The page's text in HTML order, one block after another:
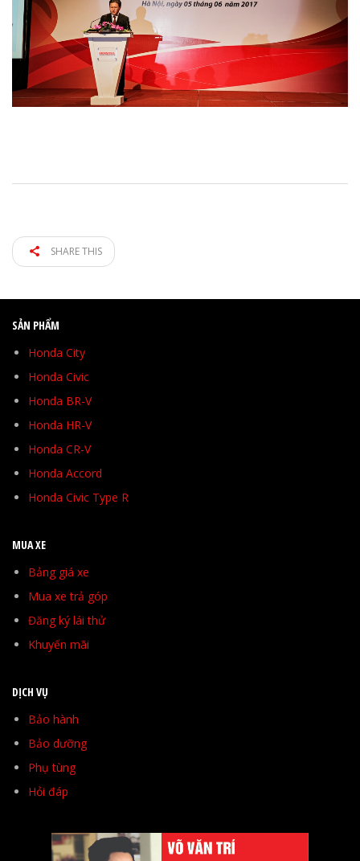
SHARE THIS
SẢN PHẨM
Honda City
Honda Civic
Honda BR-V
Honda HR-V
Honda CR-V
Honda Accord
Honda Civic Type R
MUA XE
Bảng giá xe
Mua xe trả góp
Đăng ký lái thử
Khuyến mãi
DỊCH VỤ
Bảo hành
Bảo dưỡng
Phụ tùng
Hỏi đáp